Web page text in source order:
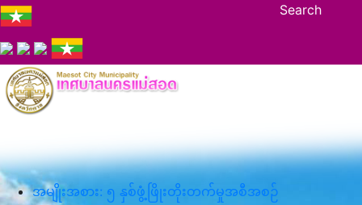
Search
အမျိုးအစား: ၅ နှစ်ဖွံ့ဖြိုးတိုးတက်မှုအစီအစဉ်